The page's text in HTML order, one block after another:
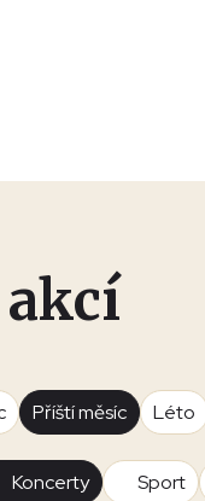
Příští měsíc Léto
Koncerty Sport